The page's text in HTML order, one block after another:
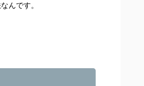
んです。